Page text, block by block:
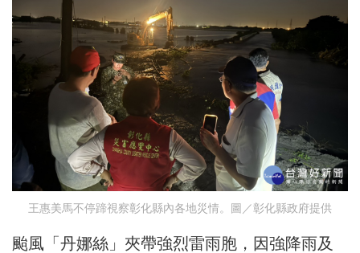
王惠美馬不停蹄視察彰化縣內各地災情。圖／彰化縣政府提供
颱風「丹娜絲」夾帶強烈雷雨胞，因強降雨及